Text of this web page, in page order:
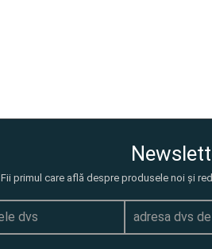
Fii primul care află despre produsele noi și